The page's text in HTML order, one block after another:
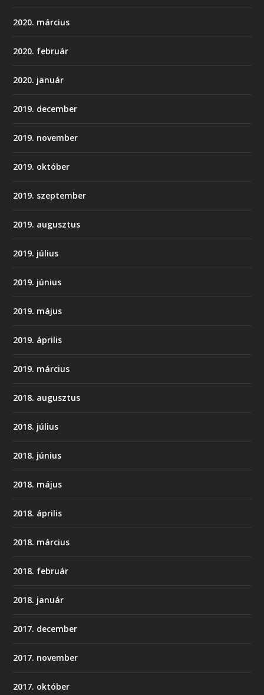
2020. március
2020. február
2020. január
2019. december
2019. november
2019. október
2019. szeptember
2019. augusztus
2019. július
2019. június
2019. május
2019. április
2019. március
2018. augusztus
2018. július
2018. június
2018. május
2018. április
2018. március
2018. február
2018. január
2017. december
2017. november
2017. október